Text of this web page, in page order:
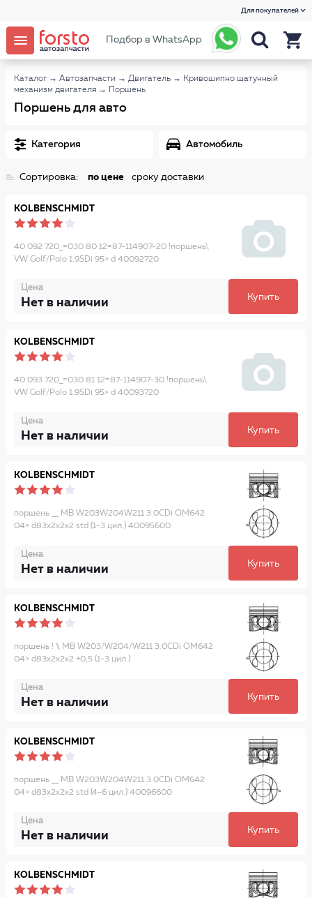
Для покупателей
Подбор в WhatsApp
Каталог → Автозапчасти → Двигатель → Кривошипно шатунный
механизм двигателя → Поршень
Поршень для авто
Категория Автомобиль
Сортировка: по цене сроку доставки
KOLBENSCHMIDT
40 092 720_=030 80 12=87-114907-20 !поршень\
VW Golf/Polo 1.9SDi 95> d 40092720
Цена
Нет в наличии Купить
KOLBENSCHMIDT
40 093 720_=030 81 12=87-114907-30 !поршень\
VW Golf/Polo 1.9SDi 95> d 40093720
Цена
Нет в наличии Купить
KOLBENSCHMIDT
поршень __ MB W203W204W211 3.0CDi OM642
04> d83x2x2x2 std (1-3 цил.) 40095600
Цена
Нет в наличии Купить
KOLBENSCHMIDT
поршень ! \\ MB W203/W204/W211 3.0CDi OM642
04> d83x2x2x2 +0,5 (1-3 цил.)
Цена
Нет в наличии Купить
KOLBENSCHMIDT
поршень __ MB W203W204W211 3.0CDi OM642
04> d83x2x2x2 std (4-6 цил.) 40096600
Цена
Нет в наличии Купить
KOLBENSCHMIDT